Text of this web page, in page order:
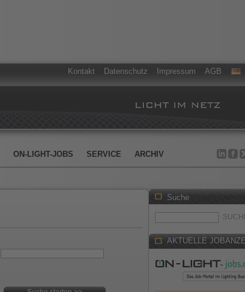
Kontakt Datenschutz Impressum AGB
ON-LIGHT-JOBS SERVICE ARCHIV
Suche
AKTUELLE